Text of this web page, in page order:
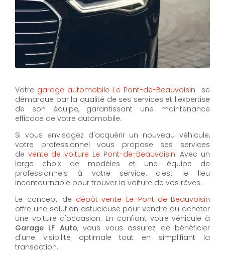
Votre garage automobile Le Pont-de-Beauvoisin se
démarque par la qualité de ses services et l'expertise
de son équipe, garantissant une maintenance
efficace de votre automobile.
Si vous envisagez d'acquérir un nouveau véhicule,
votre professionnel vous propose ses services
de vente de voiture Le Pont-de-Beauvoisin. Avec un
large choix de modèles et une équipe de
professionnels à votre service, c'est le lieu
incontournable pour trouver la voiture de vos rêves.
Le concept de dépôt-vente Le Pont-de-Beauvoisin
offre une solution astucieuse pour vendre ou acheter
une voiture d'occasion. En confiant votre véhicule à
Garage LF Auto, vous vous assurez de bénéficier
d'une visibilité optimale tout en simplifiant la
transaction.